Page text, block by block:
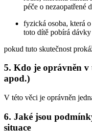
péče o nezaopatřené
fyzická osoba, která
toto dítě pobírá dávky
pokud tuto skutečnost
5. Kdo je oprávněn v
apod.)
V této věci je oprávněn
6. Jaké jsou
situace